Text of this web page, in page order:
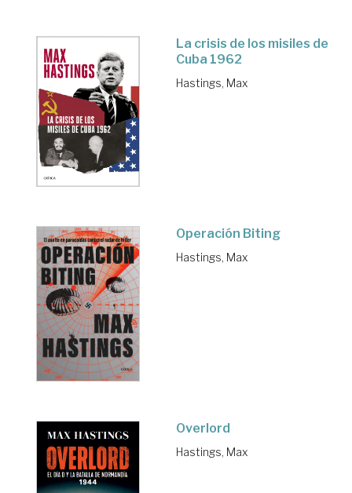
La crisis de los misiles de
Cuba 1962
Hastings, Max
Operación Biting
Hastings, Max
Overlord
Hastings, Max